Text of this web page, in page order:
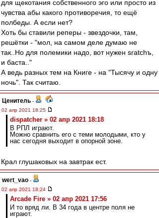
для щекотания собственного эго или просто из
чувства абы какого противоречия, то ещё
полбеды. А если нет?
Хоть бы ставили реперы - звездочки, там,
решётки - "мол, на самом деле думаю не
так..Но для полемики надо, вот нужен sratchъ,
и баста.."
А ведь разных тем на Книге - на "Тысячу и одну
ночь". Так считаю.
Ценитель -
02 апр 2021 18:25
dispatcher » 02 апр 2021 18:18
В РПЛ играют.
Можно сравнить его с теми молодыми, кто у
нас сегодня выходит в опорной зоне.
Крал глушаковых на завтрак ест.
wert_vao -
02 апр 2021 18:24
Arcade Fire » 02 апр 2021 17:56
И то вряд ли. В 34 года в центре поля не
играют.